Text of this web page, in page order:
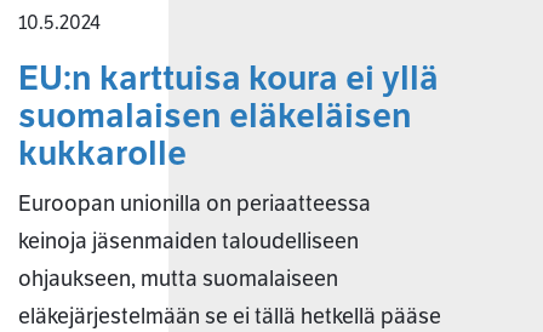
10.5.2024
EU:n karttuisa koura ei yllä
suomalaisen eläkeläisen
kukkarolle
Euroopan unionilla on periaatteessa
keinoja jäsenmaiden taloudelliseen
ohjaukseen, mutta suomalaiseen
eläkejärjestelmään se ei tällä hetkellä pääse